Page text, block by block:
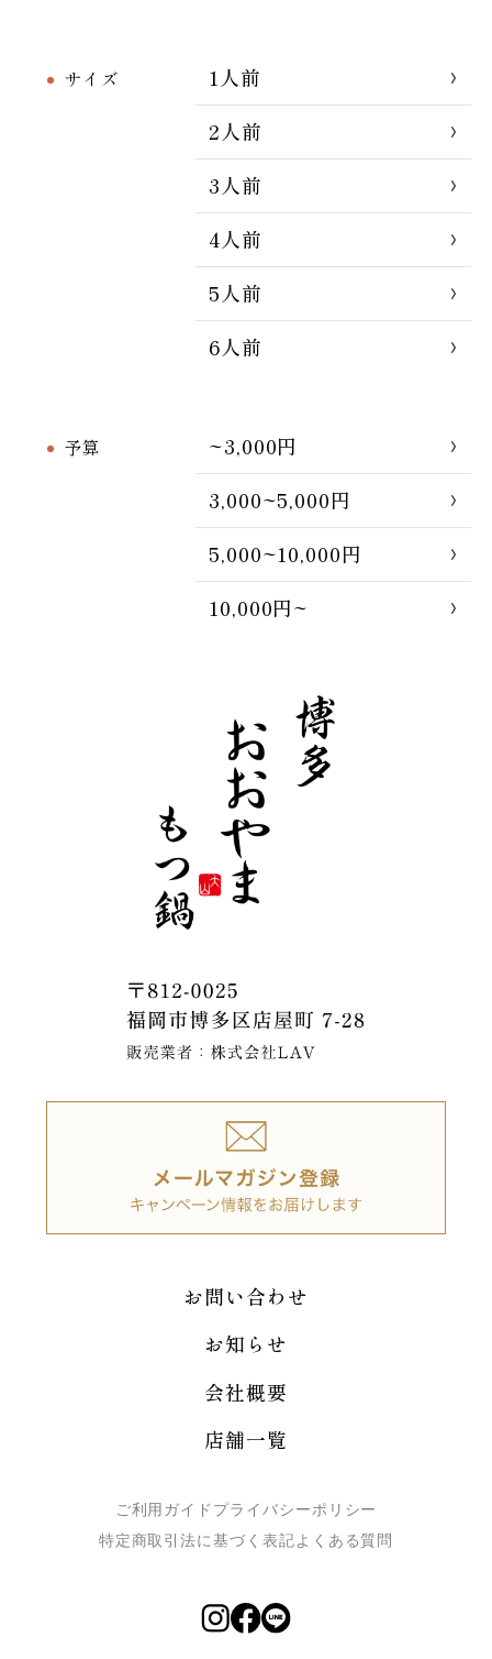
サイズ
1人前
2人前
3人前
4人前
5人前
6人前
予算
~3,000円
3,000~5,000円
5,000~10,000円
10,000円~
お問い合わせ
お知らせ
会社概要
店舗一覧
ご利用ガイド プライバシーポリシー
特定商取引法に基づく表記よくある質問